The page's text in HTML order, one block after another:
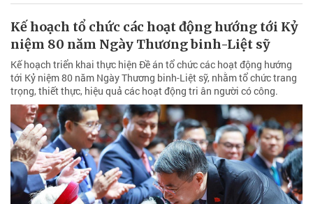
Kế hoạch tổ chức các hoạt động hướng tới Kỷ
niệm 80 năm Ngày Thương binh-Liệt sỹ
Kế hoạch triển khai thực hiện Đề án tổ chức các hoạt động hướng
tới Kỷ niệm 80 năm Ngày Thương binh-Liệt sỹ, nhằm tổ chức trang
trọng, thiết thực, hiệu quả các hoạt động tri ân người có công.